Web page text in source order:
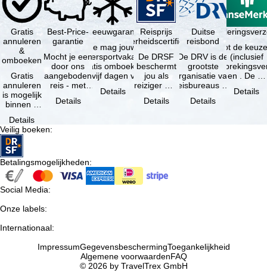
Gratis
annuleren
&
omboeken
Gratis
annuleren
is mogelijk
binnen 5
de
boeking,
als jouw
vakantie …
Details
Best-Price-
garantie
Mocht je een
door ons
aangeboden
reis - met
beschikbaarheid
Details
Sneeuwgarantie
Je mag jouw
wintersportvakantie
gratis omboeken
als vijf dagen voor
Details
Reisprijs
zekerheidscertificaat
De DRSF
beschermt
jou als
reiziger met
pakketreis
Details
Duitse
reisbond
De DRV is de
grootste
organisatie van
reisbureaus en
in Duitsland. …
Details
Je hebt de
(inclusief
en . De …
Details
Veilig boeken:
Betalingsmogelijkheden:
Social Media:
Onze labels:
Internationaal:
ImpressumGegevensbeschermingToegankelijkheid
Algemene voorwaardenFAQ
© 2026 by TravelTrex GmbH